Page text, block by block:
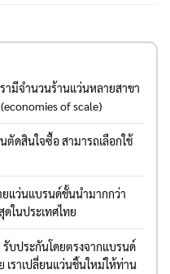
ามีจำนวนร้านแว่นหลายสาขา
of scale)
ตัดสินใจซื้อ สามารถเลือกใช้
ยแว่นแบรนด์ชั้นนำมากกว่า
ในประเทศไทย
บประกันโดยตรงจากแบรนด์
ราเปลี่ยนแว่นชิ้นใหม่ให้ท่าน